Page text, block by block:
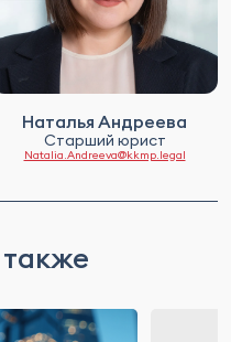
Наталья Андреева
Старший юрист
Natalia.Andreeva@kkmp.legal